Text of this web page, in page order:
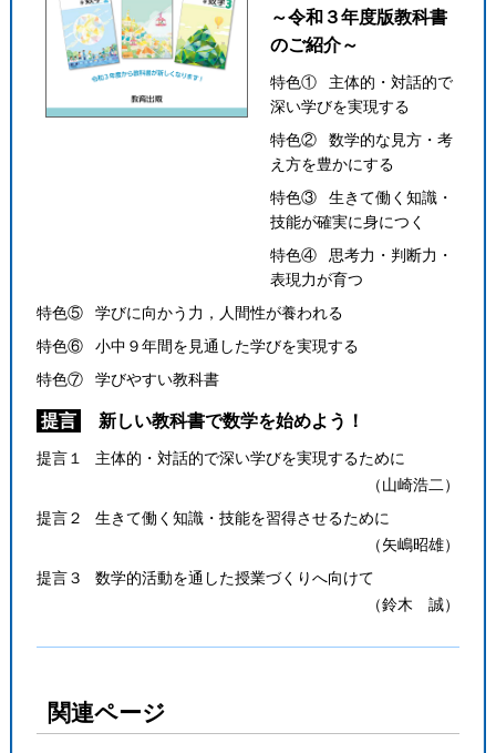
～令和３年度版教科書
のご紹介～
特色① 主体的・対話的で
深い学びを実現する
特色② 数学的な見方・考
え方を豊かにする
特色③ 生きて働く知識・
技能が確実に身につく
特色④ 思考力・判断力・
表現力が育つ
特色⑤ 学びに向かう力，人間性が養われる
特色⑥ 小中９年間を見通した学びを実現する
特色⑦ 学びやすい教科書
提言 新しい教科書で数学を始めよう！
提言１ 主体的・対話的で深い学びを実現するために
（山崎浩二）
提言２ 生きて働く知識・技能を習得させるために
（矢嶋昭雄）
提言３ 数学的活動を通した授業づくりへ向けて
（鈴木 誠）
関連ページ